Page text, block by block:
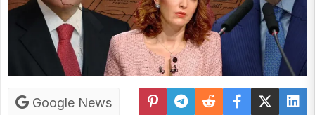
Google News